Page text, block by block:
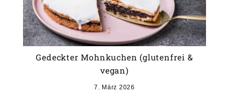
Gedeckter Mohnkuchen (glutenfrei &
vegan)
7. März 2026